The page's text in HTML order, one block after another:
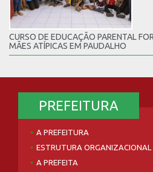
CURSO DE EDUCAÇÃO PARENTAL
MÃES ATÍPICAS EM PAUDALHO
PREFEITURA
A PREFEITURA
ESTRUTURA ORGANIZACIONAL
A PREFEITA